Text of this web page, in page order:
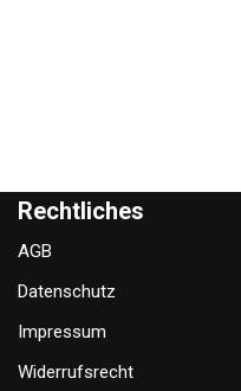
Rechtliches
AGB
Datenschutz
Impressum
Widerrufsrecht